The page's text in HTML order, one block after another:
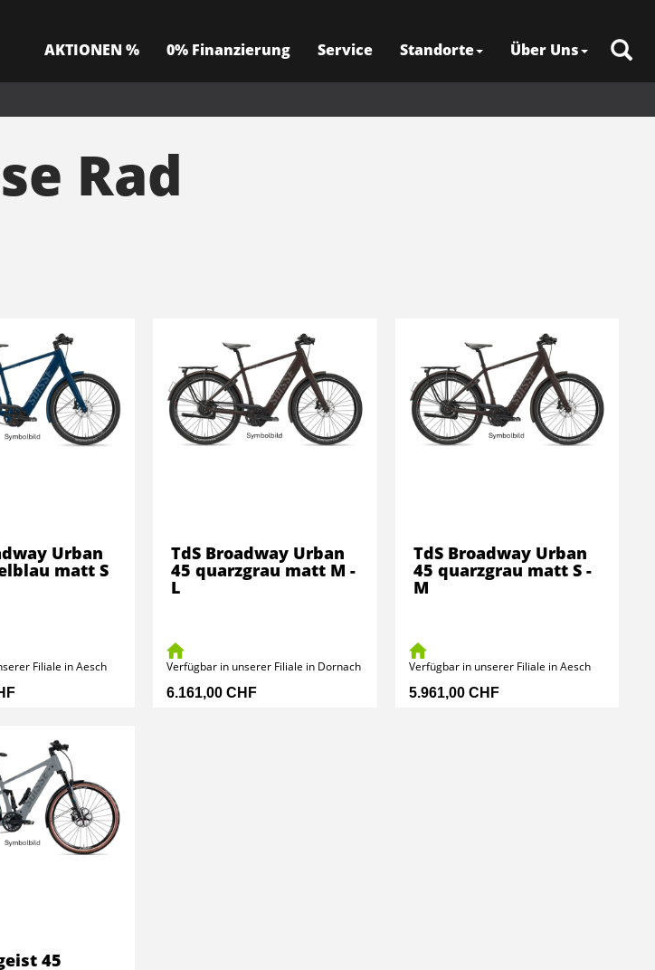
AKTIONEN % 0% Finanzierung Service Standorte Über Uns
Rad
Filiale in Aesch
Urban
matt S
Verfügbar in unserer Filiale in Dornach
6.161,00 CHF
TdS Broadway Urban
45 quarzgrau matt M -
L
Verfügbar in unserer Filiale in Aesch
5.961,00 CHF
TdS Broadway Urban
45 quarzgrau matt S -
M
45